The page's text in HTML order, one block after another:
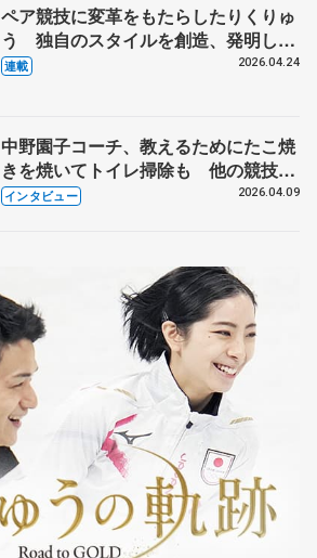
ペア競技に変革をもたらしたりくりゅ
う 独自のスタイルを創造、発明した
【引退発表後②】
連載 2026.04.24
中野園子コーチ、教えるためにたこ焼
きを焼いてトイレ掃除も 他の競技に
も通用するという坂本花織の筋肉
インタビュー 2026.04.09